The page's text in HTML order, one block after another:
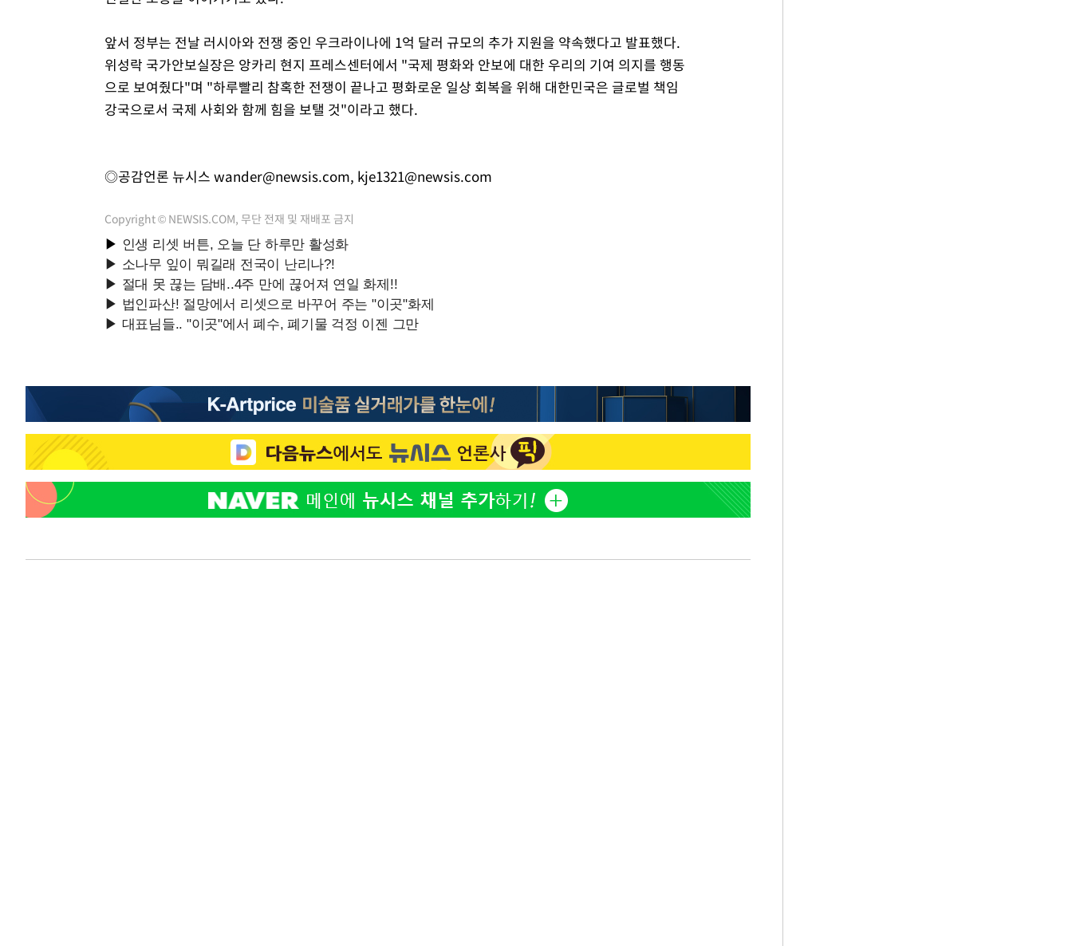
앞서 정부는 전날 러시아와 전쟁 중인 우크라이나에 1억 달러 규모의 추가 지원을 약속했다고 발표했다.
위성락 국가안보실장은 앙카리 현지 프레스센터에서 "국제 평화와 안보에 대한 우리의 기여 의지를 행동
으로 보여줬다"며 "하루빨리 참혹한 전쟁이 끝나고 평화로운 일상 회복을 위해 대한민국은 글로벌 책임
강국으로서 국제 사회와 함께 힘을 보탤 것"이라고 했다.
◎공감언론 뉴시스 wander@newsis.com, kje1321@newsis.com
Copyright © NEWSIS.COM, 무단 전재 및 재배포 금지